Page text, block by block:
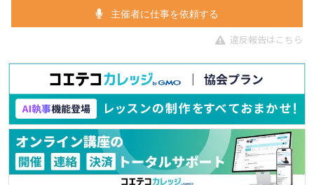
主催者に仕事を依頼する
違反報告はこちら